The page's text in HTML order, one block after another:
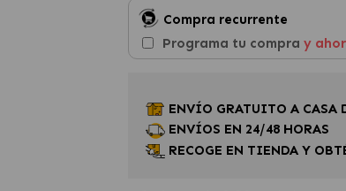
Compra recurrente
Programa tu compra y
ENVÍO GRATUITO A CASA
ENVÍOS EN 24/48 HORAS
RECOGE EN TIENDA Y